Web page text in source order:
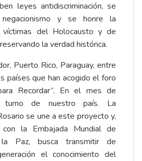
leyes antidiscriminación, se
y se honre la
del Holocausto y de
la verdad histórica.
Puerto Rico, Paraguay, entre
países que han acogido el foro
Recordar”. En el mes de
de nuestro país. La
se une a este proyecto y,
con la Embajada Mundial de
Paz, busca transmitir de
el conocimiento del